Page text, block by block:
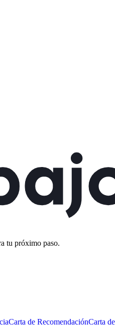
tu próximo paso.
Carta de RecomendaciónCarta